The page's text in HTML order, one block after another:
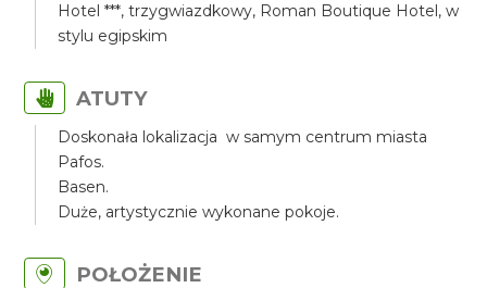
Hotel ***, trzygwiazdkowy, Roman Boutique Hotel, w
stylu egipskim
ATUTY
Doskonała lokalizacja w samym centrum miasta
Pafos.
Basen.
Duże, artystycznie wykonane pokoje.
POŁOŻENIE